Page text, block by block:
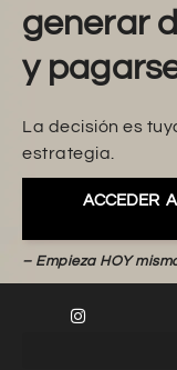
generar
y
La decisión es
estrategia.
ACCEDER
– Empieza HOY